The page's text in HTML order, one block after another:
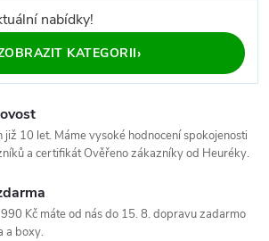
nabídky!
KATEGORII›
již 10 let. Máme vysoké hodnocení spokojenosti
a certifikát Ověřeno zákazníky od Heuréky.
Kč máte od nás do 15. 8. dopravu zadarmo
a boxy.